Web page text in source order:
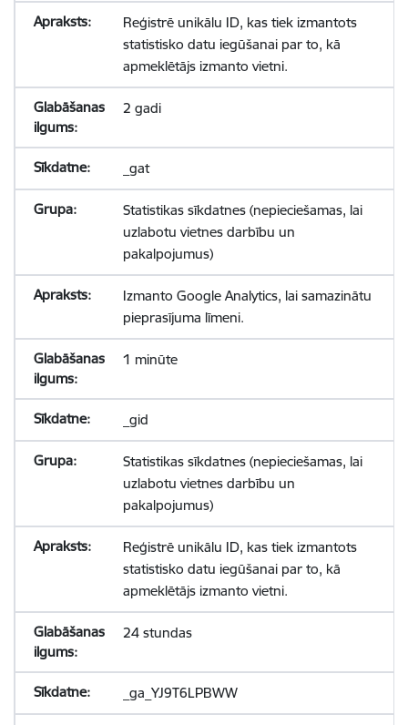
Reģistrē unikālu ID, kas tiek izmantots
statistisko datu iegūšanai par to, kā
apmeklētājs izmanto vietni.
2 gadi
_gat
Statistikas sīkdatnes (nepieciešamas, lai
uzlabotu vietnes darbību un
pakalpojumus)
Izmanto Google Analytics, lai samazinātu
pieprasījuma līmeni.
1 minūte
_gid
Statistikas sīkdatnes (nepieciešamas, lai
uzlabotu vietnes darbību un
pakalpojumus)
Reģistrē unikālu ID, kas tiek izmantots
statistisko datu iegūšanai par to, kā
apmeklētājs izmanto vietni.
24 stundas
_ga_YJ9T6LPBWW